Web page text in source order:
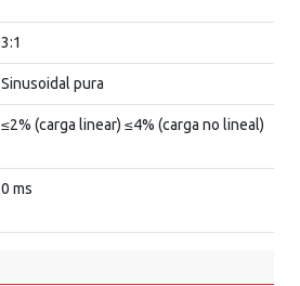
3:1
Sinusoidal pura
≤2% (carga linear) ≤4% (carga no lineal)
0 ms